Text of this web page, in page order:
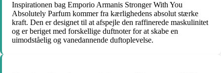
Inspirationen bag Emporio Armanis Stronger With You
Absolutely Parfum kommer fra kærlighedens absolut stærke
kraft. Den er designet til at afspejle den raffinerede maskulinitet
og er beriget med forskellige duftnoter for at skabe en
uimodståelig og vanedannende duftoplevelse.